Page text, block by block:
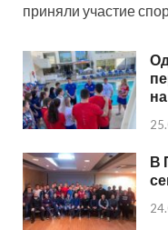
приняли участие
В